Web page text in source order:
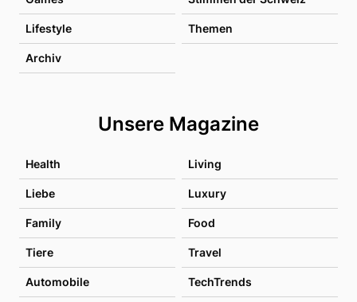
Lifestyle Themen
Archiv
Unsere Magazine
Health Living
Liebe Luxury
Family Food
Tiere Travel
Automobile TechTrends